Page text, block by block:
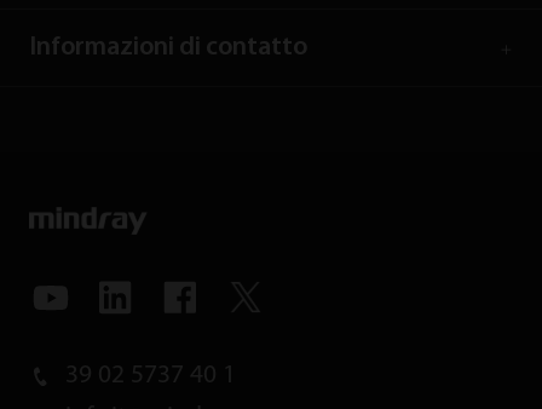
Informazioni di contatto
39 02 5737 40 1